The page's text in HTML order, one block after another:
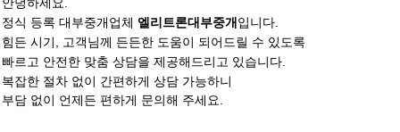
정식 등록 대부중개업체 엘리트론대부중개 입니다.
힘든 시기, 고객님께 든든한 도움이 되어드릴 수 있도록
빠르고 안전한 맞춤 상담을 제공해드리고 있습니다.
복잡한 절차 없이 간편하게 상담 가능하니
부담 없이 언제든 편하게 문의해 주세요.